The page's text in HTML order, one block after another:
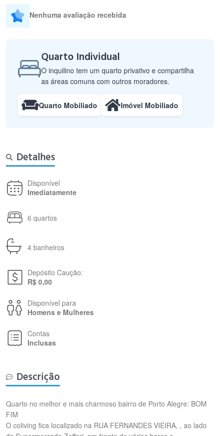
Nenhuma avaliação recebida
Quarto Individual
O inquilino tem um quarto privativo e compartilha
as áreas comuns com outros moradores.
Quarto Mobiliado Imóvel Mobiliado
Detalhes
Disponível
Imediatamente
6 quartos
4 banheiros
Depósito Caução:
R$ 0,00
Disponível para
Homens e Mulheres
Contas
Inclusas
Descrição
Quarto no melhor e mais charmoso bairro de Porto Alegre: BOM
FIM
O coliving fica localizado na RUA FERNANDES VIEIRA, , ao lado